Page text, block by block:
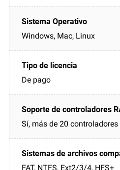
Windows, Mac, Linux
De pago
Sí, más de 20 controladores
FAT, NTFS, Ext2/3/4, HFS+